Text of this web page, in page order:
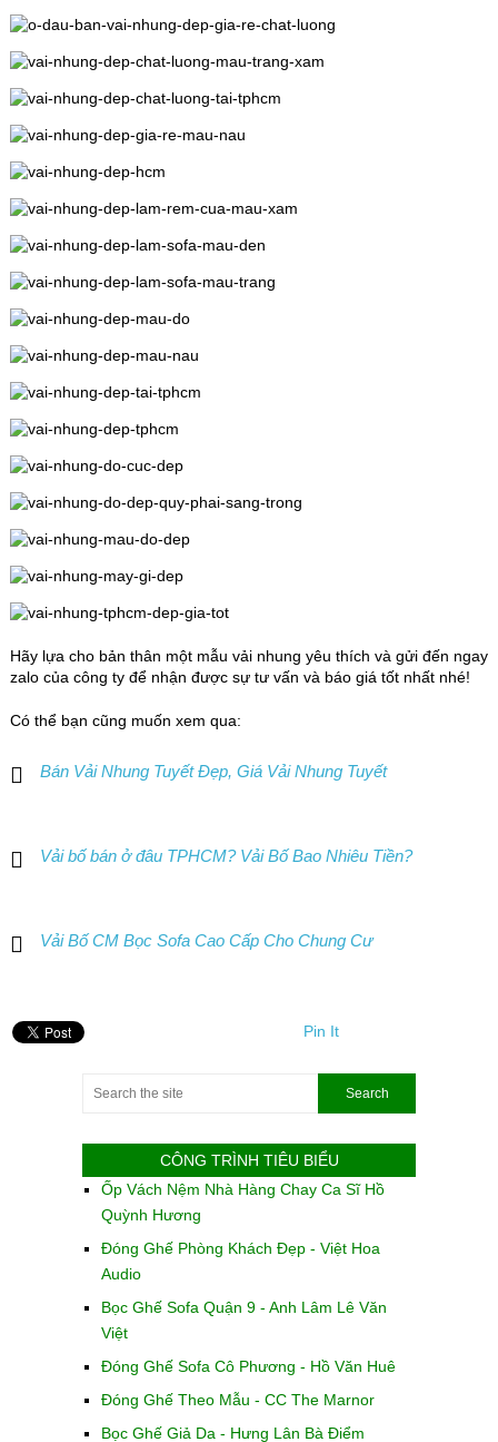
Hãy lựa cho bản thân một mẫu vải nhung yêu thích và gửi đến ngay
zalo của công ty để nhận được sự tư vấn và báo giá tốt nhất nhé!
Có thể bạn cũng muốn xem qua:
Bán Vải Nhung Tuyết Đẹp, Giá Vải Nhung Tuyết
Vải bố bán ở đâu TPHCM? Vải Bố Bao Nhiêu Tiền?
Vải Bố CM Bọc Sofa Cao Cấp Cho Chung Cư
Pin It
CÔNG TRÌNH TIÊU BIỂU
Ốp Vách Nệm Nhà Hàng Chay Ca Sĩ Hồ
Quỳnh Hương
Đóng Ghế Phòng Khách Đẹp - Việt Hoa
Audio
Bọc Ghế Sofa Quận 9 - Anh Lâm Lê Văn
Việt
Đóng Ghế Sofa Cô Phương - Hồ Văn Huê
Đóng Ghế Theo Mẫu - CC The Marnor
Bọc Ghế Giả Da - Hưng Lân Bà Điểm